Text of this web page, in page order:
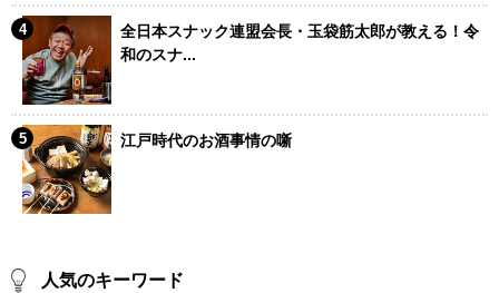
全日本スナック連盟会長・玉袋筋太郎が教える！令
和のスナ...
江戸時代のお酒事情の噺
人気のキーワード